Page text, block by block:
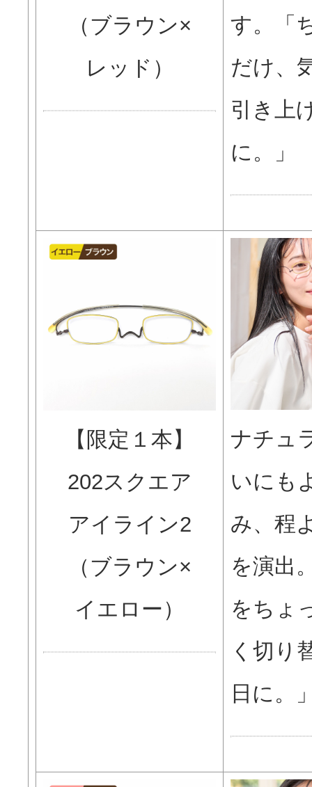
（ブラウン×
レッド）
す。「
だけ、
引き上
に。」
【限定１本】
202スクエア
アイライン2
（ブラウン×
イエロー）
ナチュ
いにも
み、程
を演出
をちょ
く切り
日に。